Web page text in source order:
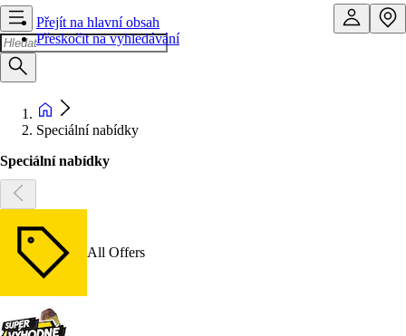
Přejít na hlavní obsah
Přeskočit na vyhledávání
Speciální nabídky
Speciální nabídky
All Offers